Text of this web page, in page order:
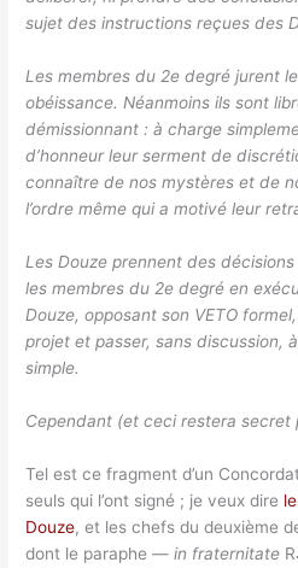
sujet des instructions reçues des
Les membres du 2e degré jurent
obéissance. Néanmoins ils sont
démissionnant : à charge
d’honneur leur serment de
connaître de nos mystères et de
l’ordre même qui a motivé leur
Les Douze prennent des
les membres du 2e degré en
Douze, opposant son VETO
projet et passer, sans discussion,
simple.
Cependant (et ceci restera secret
Tel est ce fragment d’un
seuls qui l’ont signé ; je veux dire
Douze, et les chefs du deuxième
dont le paraphe —in fraternitate